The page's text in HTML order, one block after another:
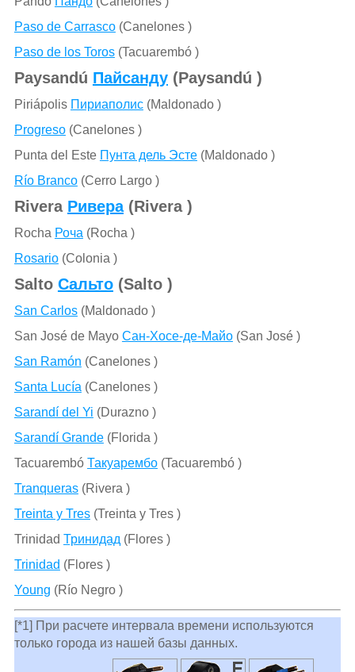
Paso de Carrasco(Canelones )
Paso de los Toros(Tacuarembó )
Paysandú Пайсанду(Paysandú )
Piriápolis Пириаполис(Maldonado )
Progreso(Canelones )
Punta del Este Пунта дель Эсте(Maldonado )
Río Branco(Cerro Largo )
Rivera Ривера(Rivera )
Rocha Роча (Rocha )
Rosario(Colonia )
Salto Сальто(Salto )
San Carlos(Maldonado )
San José de Mayo Сан-Хосе-де-Майо(San José )
San Ramón (Canelones )
Santa Lucía (Canelones )
Sarandí del Yi (Durazno )
Sarandí Grande(Florida )
Tacuarembó Такуарембо(Tacuarembó )
Tranqueras(Rivera )
Treinta y Tres(Treinta y Tres )
Trinidad Тринидад (Flores )
Trinidad (Flores )
Young (Río Negro )
[*1] При расчете интервала времени используются
только города из нашей базы данных.